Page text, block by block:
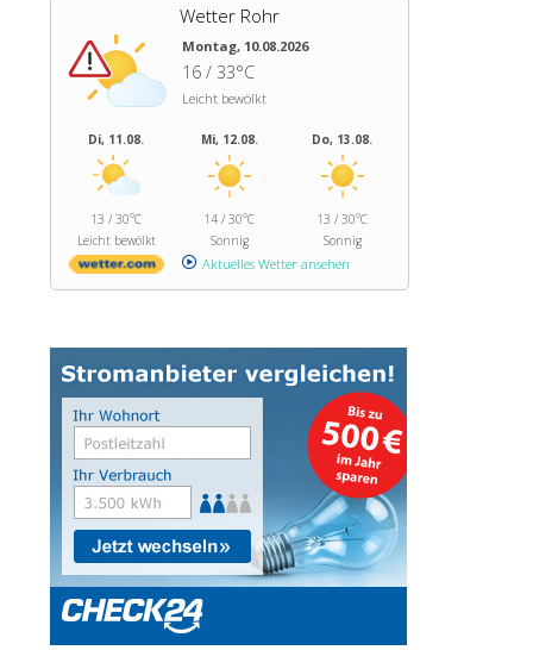
Wetter Rohr
Montag, 10.08.2026
16 / 33°C
Leicht bewölkt
Di, 11.08.
13 / 30°C
Leicht bewölkt
Mi, 12.08.
14 / 30°C
Sonnig
Do, 13.08.
13 / 30°C
Sonnig
Aktuelles Wetter ansehen